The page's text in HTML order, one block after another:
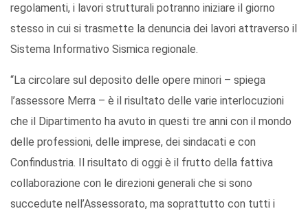
regolamenti, i lavori strutturali potranno iniziare il giorno
stesso in cui si trasmette la denuncia dei lavori attraverso il
Sistema Informativo Sismica regionale.
“La circolare sul deposito delle opere minori – spiega
l’assessore Merra – è il risultato delle varie interlocuzioni
che il Dipartimento ha avuto in questi tre anni con il mondo
delle professioni, delle imprese, dei sindacati e con
Confindustria. Il risultato di oggi è il frutto della fattiva
collaborazione con le direzioni generali che si sono
succedute nell’Assessorato, ma soprattutto con tutti i